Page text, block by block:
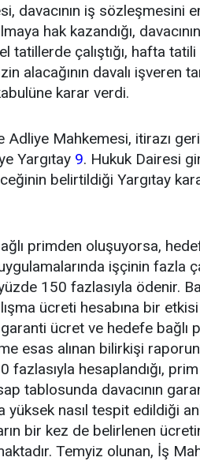
davacının iş sözleşmesini
hak kazandığı,
tatillerde çalıştığı, hafta tatili
alacağının davalı işveren
karar verdi.
Adliye Mahkemesi, itirazı
Yargıtay 9. Hukuk Dairesi
belirtildiği Yargıtay
primden oluşuyorsa,
işçinin fazla
150 fazlasıyla ödenir.
ücreti hesabına bir etkisi
ücret ve hedefe bağlı
esas alınan bilirkişi
fazlasıyla hesaplandığı, prim
tablosunda davacının
nasıl tespit edildiği
bir kez de belirlenen
Temyiz olunan, İş